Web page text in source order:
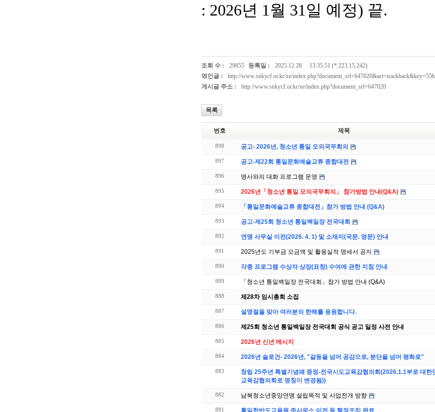
: 2026년 1월 31일 예정) 끝.
조회 수 : 29855 등록일 : 2025.12.28
13:35:51 (*.223.15.242)
엮인글 :
http://www.snkycf.or.kr/xe/index.php?document_srl=647020&act=trackback&key=55b
게시글 주소 :
http://www.snkycf.or.kr/xe/index.php?document_srl=647020
목록
번호 제목
898 공고- 2026년, 청소년 통일 모의국무회의
897 공고-제22회 통일문화예술교류 종합대전
896 명사와의 대화 프로그램 운영
895 2026년「청소년 통일 모의국무회의」 참가방법 안내(Q&A)
894 「통일문화예술교류 종합대전」참가 방법 안내 (Q&A)
893 공고-제25회 청소년 통일백일장 전국대회
892 연맹 사무실 이전(2026. 4. 1) 및 소재지(국문. 영문) 안내
891 2025년도 기부금 모금액 및 활용실적 명세서 공지
890 각종 프로그램 수상자 상장(표창) 수여에 관한 지침 안내
889 「청소년 통일백일장 전국대회」참가 방법 안내 (Q&A)
888 제28차 임시총회 소집
887 설명절을 맞아 여러분의 한해를 응원합니다.
886 제25회 청소년 통일백일장 전국대회 공식 공고 일정 사전 안내
885 2026년 신년 메시지
884 2026년 슬로건- 2026년, "갈등을 넘어 공감으로, 분단을 넘어 평화로"
883
창립 25주년 특별기념패 증정-전국시도교육감협의회(2026.1.1부로 대한
교육감협의회로 명칭이 변경됨))
882 남북청소년중앙연맹 설립목적 및 사업전개 방향
881 통일한반도교육원 주사무소 이전 등 행정조치 완료